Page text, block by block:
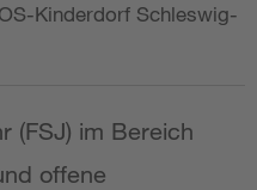
Kinderdorf Schleswig-
(FSJ) im Bereich
offene